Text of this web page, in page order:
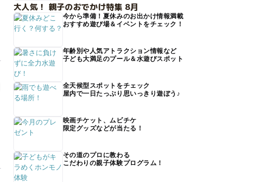
大人気！ 親子のおでかけ特集 8月
今から準備！夏休みのお出かけ情報満載
おすすめ遊び場＆イベントをチェック！
年齢別や人気アトラクション情報など
子ども大満足のプール＆水遊びスポット
全天候型スポットをチェック
屋内で一日たっぷり思いっきり遊ぼう♪
映画チケット、ムビチケ
限定グッズなどが当たる！
その道のプロに教わる
こだわりの親子体験プログラム！